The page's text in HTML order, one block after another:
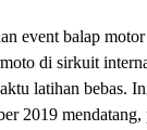
event balap
di sirkuit
latihan bebas.
2019 mendatang,